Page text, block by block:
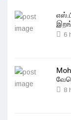
6
8